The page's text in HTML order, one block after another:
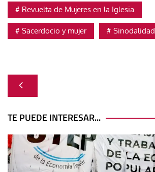
Revuelta de Mujeres en la Iglesia
Sacerdocio y mujer Sinodalidad
Navegación
de
entradas
-
TE PUEDE INTERESAR...